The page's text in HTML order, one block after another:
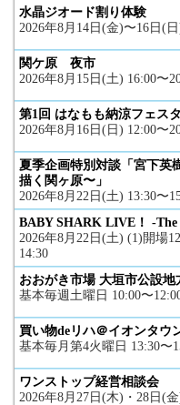
水晶ジオード割り体験
2026年8月14日(金)〜16日(
関ケ原 夜市
2026年8月15日(土) 16:00〜
第1回 はなもも納涼フェスタ
2026年8月16日(日) 12:00〜
夏季企画特別対談「宮下英
描く関ヶ原〜」
2026年8月22日(土) 13:30〜
BABY SHARK LIVE！ -The
2026年8月22日(土) (1)開場
14:30
おおがき市場 大垣市公設
基本毎週土曜日 10:00〜
買い物deリハ＠イオンタウ
基本毎月第4火曜日 13:30〜
ワンストップ経営相談会
2026年8月27日(木)・28日(